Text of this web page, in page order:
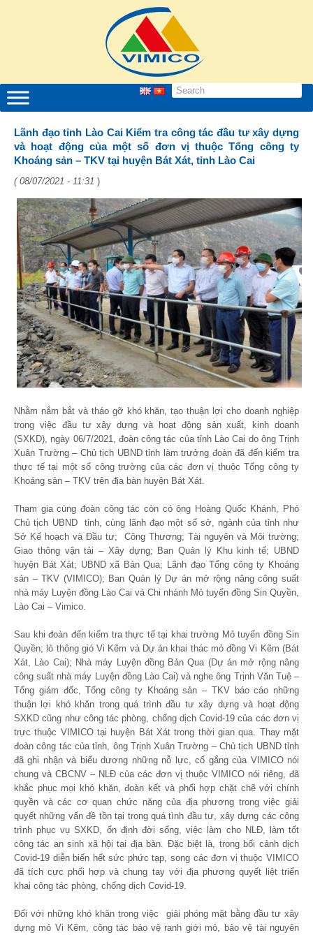
Lãnh đạo tỉnh Lào Cai Kiểm tra công tác đầu tư xây dựng
và hoạt động của một số đơn vị thuộc Tổng công ty
Khoáng sản – TKV tại huyện Bát Xát, tỉnh Lào Cai
( 08/07/2021 - 11:31 )
Nhằm nắm bắt và tháo gỡ khó khăn, tạo thuận lợi cho doanh nghiệp
trong việc đầu tư xây dựng và hoạt động sản xuất, kinh doanh
(SXKD), ngày 06/7/2021, đoàn công tác của tỉnh Lào Cai do ông Trịnh
Xuân Trường – Chủ tịch UBND tỉnh làm trưởng đoàn đã đến kiểm tra
thực tế tại một số công trường của các đơn vị thuộc Tổng công ty
Khoáng sản – TKV trên địa bàn huyện Bát Xát.
Tham gia cùng đoàn công tác còn có ông Hoàng Quốc Khánh, Phó
Chủ tịch UBND tỉnh, cùng lãnh đạo một số sở, ngành của tỉnh như
Sở Kế hoạch và Đầu tư; Công Thương; Tài nguyên và Môi trường;
Giao thông vận tải – Xây dựng; Ban Quản lý Khu kinh tế; UBND
huyện Bát Xát; UBND xã Bản Qua; Lãnh đạo Tổng công ty Khoáng
sản – TKV (VIMICO); Ban Quản lý Dự án mở rộng nâng công suất
nhà máy Luyện đồng Lào Cai và Chi nhánh Mỏ tuyển đồng Sin Quyền,
Lào Cai – Vimico.
Sau khi đoàn đến kiểm tra thực tế tại khai trường Mỏ tuyển đồng Sin
Quyền; lò thông gió Vi Kẽm và Dự án khai thác mỏ đồng Vi Kẽm (Bát
Xát, Lào Cai); Nhà máy Luyện đồng Bản Qua (Dự án mở rộng nâng
công suất nhà máy Luyện đồng Lào Cai) và nghe ông Trịnh Văn Tuệ –
Tổng giám đốc, Tổng công ty Khoáng sản – TKV báo cáo những
thuận lợi khó khăn trong quá trình đầu tư xây dựng và hoạt động
SXKD cũng như công tác phòng, chống dịch Covid-19 của các đơn vị
trực thuộc VIMICO tại huyện Bát Xát trong thời gian qua. Thay mặt
đoàn công tác của tỉnh, ông Trịnh Xuân Trường – Chủ tịch UBND tỉnh
đã ghi nhận và biểu dương những nỗ lực, cố gắng của VIMICO nói
chung và CBCNV – NLĐ của các đơn vị thuộc VIMICO nói riêng, đã
khắc phục mọi khó khăn, đoàn kết và phối hợp chặt chẽ với chính
quyền và các cơ quan chức năng của địa phương trong việc giải
quyết những vấn đề tồn tại trong quá tình đầu tư, xây dựng các công
trình phục vụ SXKD, ổn định đời sống, việc làm cho NLĐ, làm tốt
công tác an sinh xã hội tại địa bàn. Đặc biệt là, trong bối cảnh dịch
Covid-19 diễn biến hết sức phức tạp, song các đơn vị thuộc VIMICO
đã tích cực phối hợp và chung tay với địa phương quyết liệt triển
khai công tác phòng, chống dịch Covid-19.
Đối với những khó khăn trong việc giải phóng mặt bằng đầu tư xây
dựng mỏ Vi Kẽm, công tác bảo vệ ranh giới mỏ, bảo vệ tài nguyên